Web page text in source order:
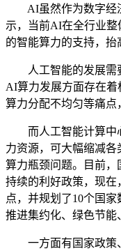
AI虽然作为数字经济
示，当前AI在全行业
的智能算力的支持，抬
人工智能的发展需
AI算力发展方面存在着
算力分配不均匀等痛点
而人工智能计算中
力资源，可大幅缩减
算力瓶颈问题。目前，
持续的利好政策，现
点，并规划了10个国家
推进集约化、绿色节能
一方面有国家政策、